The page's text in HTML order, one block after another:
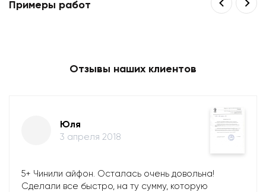
Примеры работ
Отзывы наших клиентов
Юля
3 апреля 2018
5+ Чинили айфон. Осталась очень довольна!
Сделали все быстро, на ту сумму, которую